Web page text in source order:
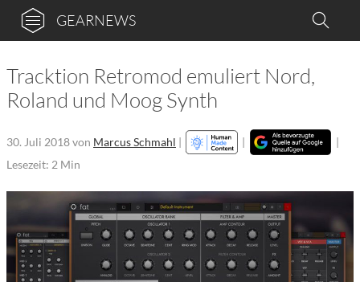
GEARNEWS
Tracktion Retromod emuliert Nord,
Roland und Moog Synth
30. Juli 2018von Marcus Schmahl | |
|
Lesezeit: 2 Min